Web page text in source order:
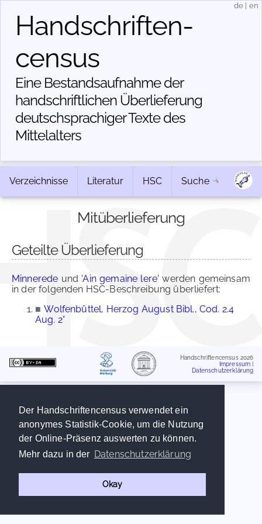
Der Handschriftencensus verwendet ein
anonymes Statistik-Cookie, um die Nutzung
der Online-Präsenz auswerten zu können.
Mehr dazu in der Datenschutzerklärung
Okay
Handschriften­
census
Eine Bestandsaufnahme der
handschriftlichen Über­lieferung
deutschsprachiger Texte des
Mittelalters
de en
Verzeichnisse Literatur HSC Suche
Mitüberlieferung
Geteilte Überlieferung
Minnerede und 'Ain gemaine lere' werden gemeinsam
in der folgenden HSC-Beschreibung überliefert:
■ Wolfenbüttel, Herzog August Bibl., Cod. 2.4
Aug. 2°
Handschriftencensus 2026
Impressum
Datenschutzerklärung